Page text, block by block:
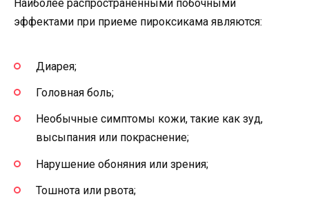
Наиболее распространенными побочными
эффектами при приеме пироксикама являются:
Диарея;
Головная боль;
Необычные симптомы кожи, такие как зуд,
высыпания или покраснение;
Нарушение обоняния или зрения;
Тошнота или рвота;